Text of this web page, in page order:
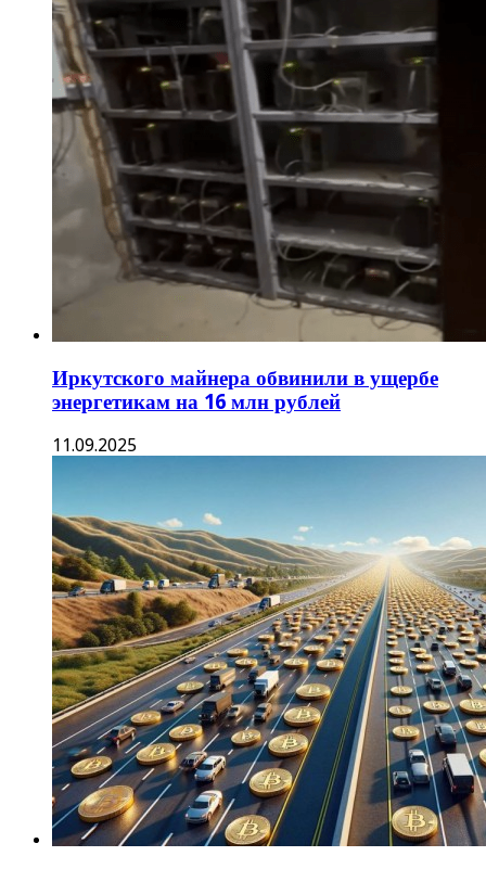
Иркутского майнера обвинили в ущербе
энергетикам на 16 млн рублей
11.09.2025